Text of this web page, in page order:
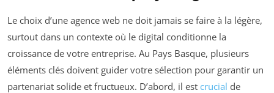
Le choix d’une agence web ne doit jamais se faire à la légère,
surtout dans un contexte où le digital conditionne la
croissance de votre entreprise. Au Pays Basque, plusieurs
éléments clés doivent guider votre sélection pour garantir un
partenariat solide et fructueux. D’abord, il est crucial de